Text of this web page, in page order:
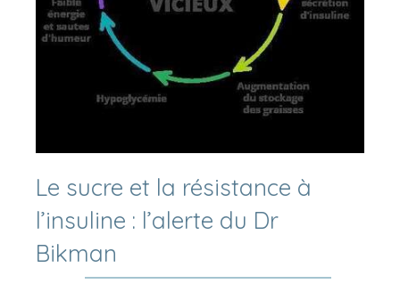
Le sucre et la résistance à
l’insuline : l’alerte du Dr
Bikman